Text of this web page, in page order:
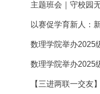
主题班会｜守校园
以赛促学育新人：
数理学院举办2025
数理学院举办2025
【三进两联一交友